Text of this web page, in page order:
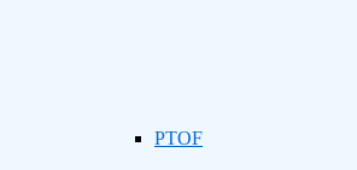
PTOF